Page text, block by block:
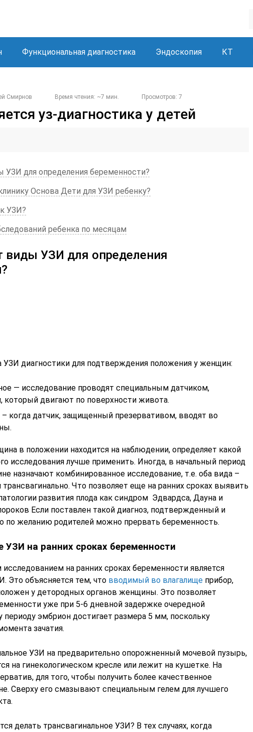
Функциональная диагностика Эндоскопия КТ
Смирнов Время чтения: ~7 мин. Просмотров: 7
уз-диагностика у детей
для определения беременности?
Основа Дети для УЗИ ребенку?
УЗИ?
ребенка по месяцам
виды УЗИ для определения
диагностики для подтверждения положения у женщин:
— исследование проводят специальным датчиком,
двигают по поверхности живота.
– когда датчик, защищенный презервативом, вводят во
в положении находится на наблюдении, определяет какой
исследования лучше применить. Иногда, в начальный период
назначают комбинированное исследование, т.е. оба вида –
Что позволяет еще на ранних сроках выявить
развития плода как синдром Эдвардса, Дауна и
Если поставлен такой диагноз, подтвержденный и
по желанию родителей можно прервать беременность.
УЗИ на ранних сроках беременности
на ранних сроках беременности является
Это объясняется тем, что вводимый во влагалище прибор,
у детородных органов женщины. Это позволяет
уже при 5-6 дневной задержке очередной
периоду эмбрион достигает размера 5 мм, поскольку
зачатия.
УЗИ на предварительно опорожненный мочевой пузырь,
на гинекологическом кресле или лежит на кушетке. На
для того, чтобы получить более качественное
Сверху его смазывают специальным гелем для лучшего
делать трансвагинальное УЗИ? В тех случаях, когда